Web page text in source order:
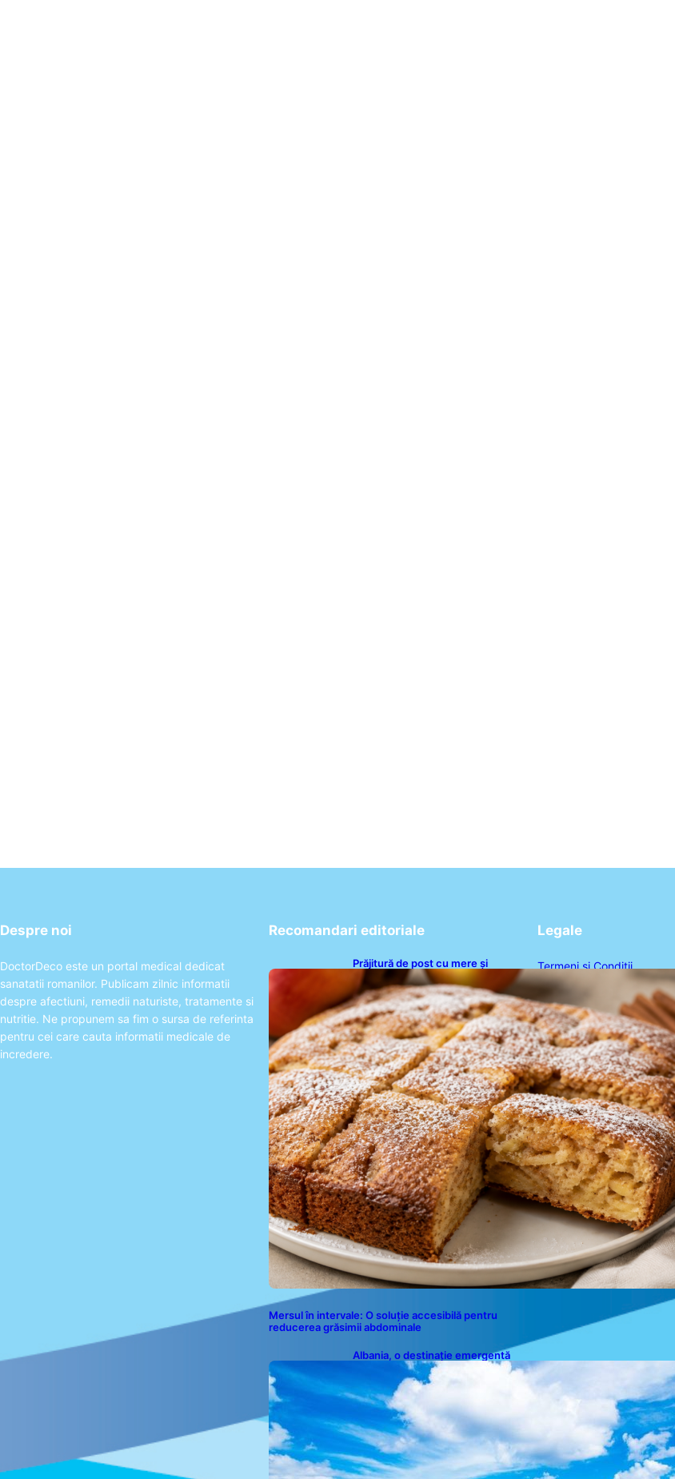
Despre noi
DoctorDeco este un portal medical dedicat
sanatatii romanilor. Publicam zilnic informatii
despre afectiuni, remedii naturiste, tratamente si
nutritie. Ne propunem sa fim o sursa de referinta
pentru cei care cauta informatii medicale de
incredere.
Recomandari editoriale
Prăjitură de post cu mere și
scorțișoară: O Delicatesă Dulce
pentru Postul Adormirii Maicii
Domnului
Mersul în intervale: O soluție accesibilă pentru
reducerea grăsimii abdominale
Albania, o destinație emergentă
pentru români: plaje spectaculoase,
ape turcoaz și prețuri accesibile
Legale
Termeni și Condiții
Politica de Confidențialitate
Politica de Cookies
Disclaimer
Contact